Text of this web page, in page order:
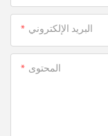
البريد الإلكتروني
المحتوى